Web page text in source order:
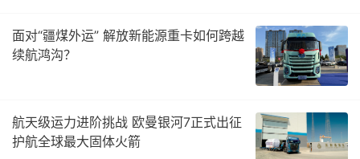
面对“疆煤外运” 解放新能源重卡如何跨越
续航鸿沟？
航天级运力进阶挑战 欧曼银河7正式出征
护航全球最大固体火箭